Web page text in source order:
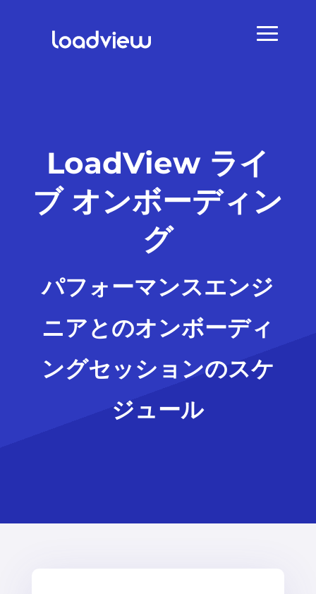
LoadView ライ
ブ オンボーディン
グ
パフォーマンスエンジ
ニアとのオンボーディ
ングセッションのスケ
ジュール